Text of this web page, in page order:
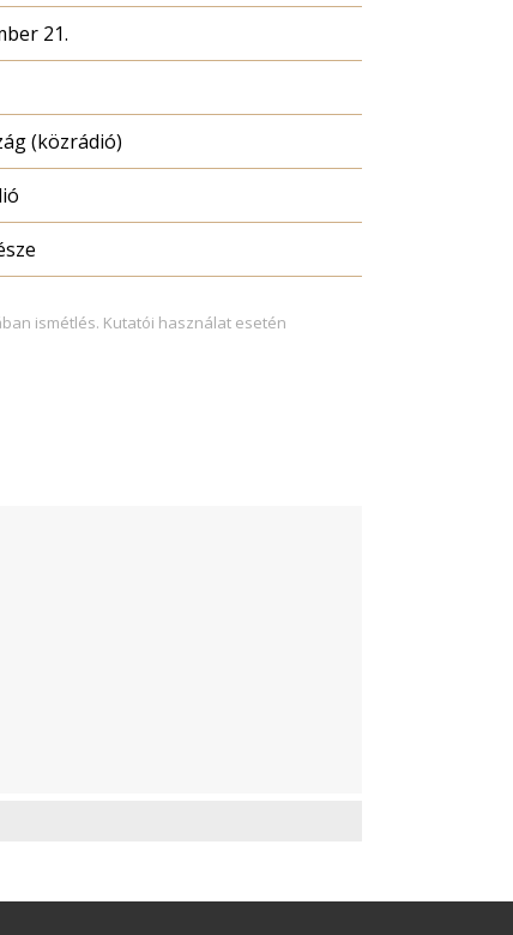
21.
(közrádió)
ismétlés. Kutatói használat esetén